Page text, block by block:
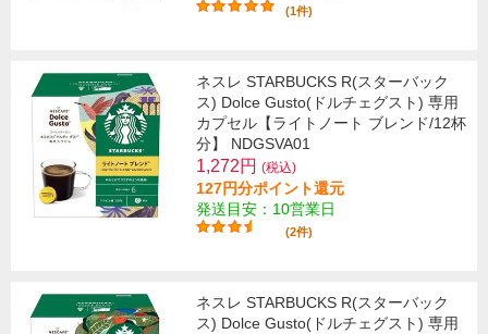
(1件)
ネスレ STARBUCKS R(スターバック
ス) Dolce Gusto(ドルチェグスト) 専用
カプセル【ライトノート ブレンド/12杯
分】 NDGSVA01
1,272円 (税込)
127円分ポイント還元
発送目安：10営業日
(2件)
ネスレ STARBUCKS R(スターバック
ス) Dolce Gusto(ドルチェグスト) 専用